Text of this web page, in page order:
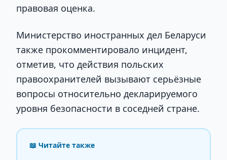
правовая оценка.
Министерство иностранных дел Беларуси
также прокомментировало инцидент,
отметив, что действия польских
правоохранителей вызывают серьёзные
вопросы относительно декларируемого
уровня безопасности в соседней стране.
📖 Читайте также